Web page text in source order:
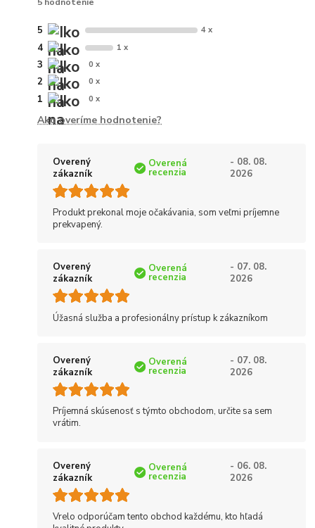
5 hodnotenie
5 4 x
4 1 x
3 0 x
2 0 x
1 0 x
Ako overíme hodnotenie?
Overený
zákazník
Overená
recenzia
- 08. 08.
2026
Produkt prekonal moje očakávania, som veľmi príjemne
prekvapený.
Overený
zákazník
Overená
recenzia
- 07. 08.
2026
Úžasná služba a profesionálny prístup k zákazníkom
Overený
zákazník
Overená
recenzia
- 07. 08.
2026
Príjemná skúsenosť s týmto obchodom, určite sa sem
vrátim.
Overený
zákazník
Overená
recenzia
- 06. 08.
2026
Vrelo odporúčam tento obchod každému, kto hľadá